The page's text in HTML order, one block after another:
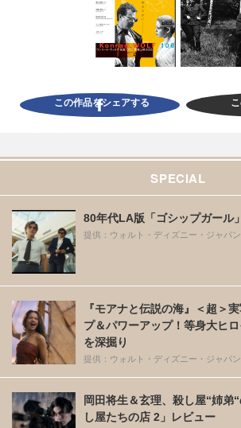
この作品をシェアする
SPECIAL
80年代LA版「ゴシップガール
提供：ウォルト・ディズニー・ジャパン
『モアナと伝説の海』＜超＞
プ＆パワーアップ！等身大ヒ
を深掘り
提供：ウォルト・ディズニー・ジャパン
岡田将生＆玄理、殺し屋“姉弟
し屋たちの店 2」レビュー